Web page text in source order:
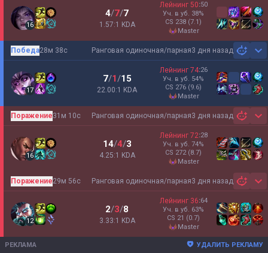
16
4/7/7
1.57:1 KDA
Лейнинг 50:50
Уч. в уб. 38%
CS 238 (7.1)
master
Ранговая одиночная/парная3 дня назад
Победа28м 38с
17
7/1/15
22.00:1 KDA
Лейнинг 74:26
Уч. в уб. 54%
CS 276 (9.6)
master
Ранговая одиночная/парная3 дня назад
Поражение31м 10с
16
14/4/3
4.25:1 KDA
Лейнинг 72:28
Уч. в уб. 74%
CS 272 (8.7)
master
Ранговая одиночная/парная3 дня назад
Поражение29м 56с
12
2/3/8
3.33:1 KDA
Лейнинг 36:64
Уч. в уб. 63%
CS 21 (0.7)
master
РЕКЛАМА УДАЛИТЬ РЕКЛАМУ